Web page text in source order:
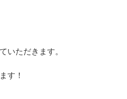
いただきます。
す！